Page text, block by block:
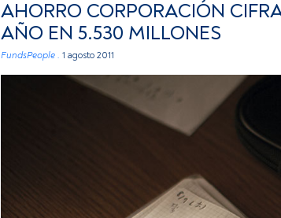
AHORRO CORPORACIÓN
AÑO EN 5.530 MILLONES
FundsPeople . 1 agosto 2011